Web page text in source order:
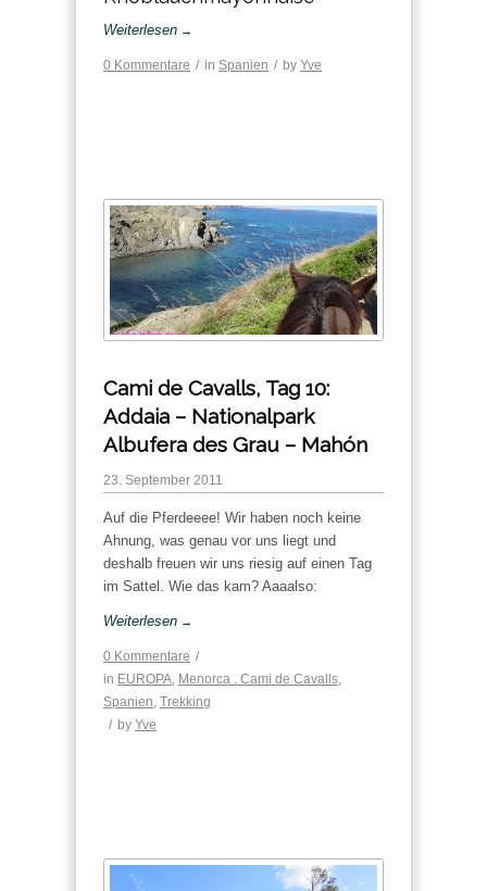
Weiterlesen →
0 Kommentare / in Spanien / by Yve
Cami de Cavalls, Tag 10:
Addaia – Nationalpark
Albufera des Grau – Mahón
23. September 2011
Auf die Pferdeeee! Wir haben noch keine
Ahnung, was genau vor uns liegt und
deshalb freuen wir uns riesig auf einen Tag
im Sattel. Wie das kam? Aaaalso:
Weiterlesen →
0 Kommentare /
in EUROPA, Menorca . Cami de Cavalls,
Spanien, Trekking
/ by Yve